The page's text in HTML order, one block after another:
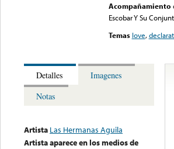
Acompañamiento
Escobar Y Su
Temas love,
Detalles
Imagenes
Notas
Artista Las Hermanas Aguila
Artista aparece en los medios de